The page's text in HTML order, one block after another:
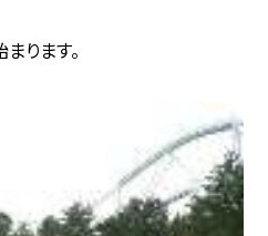
ります。